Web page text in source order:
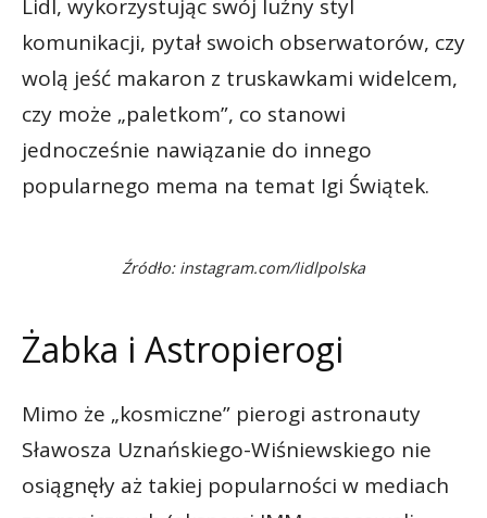
Lidl, wykorzystując swój luźny styl
komunikacji, pytał swoich obserwatorów, czy
wolą jeść makaron z truskawkami widelcem,
czy może „paletkom”, co stanowi
jednocześnie nawiązanie do innego
popularnego mema na temat Igi Świątek.
Źródło: instagram.com/lidlpolska
Żabka i Astropierogi
Mimo że „kosmiczne” pierogi astronauty
Sławosza Uznańskiego-Wiśniewskiego nie
osiągnęły aż takiej popularności w mediach